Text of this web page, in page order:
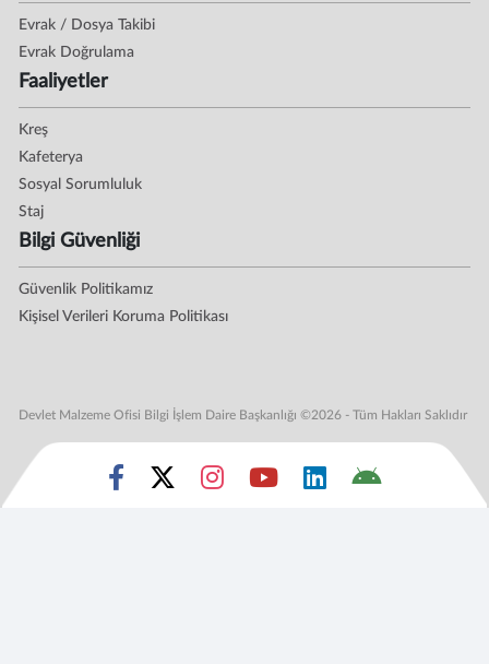
Evrak / Dosya Takibi
Evrak Doğrulama
Faaliyetler
Kreş
Kafeterya
Sosyal Sorumluluk
Staj
Bilgi Güvenliği
Güvenlik Politikamız
Kişisel Verileri Koruma Politikası
Devlet Malzeme Ofisi Bilgi İşlem Daire Başkanlığı ©2026 - Tüm Hakları Saklıdır